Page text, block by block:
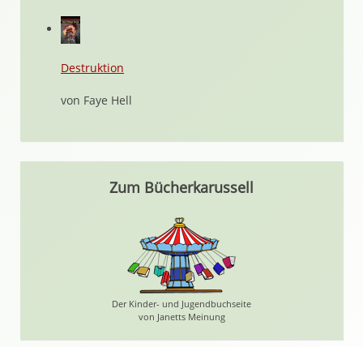
Destruktion
von Faye Hell
Zum Bücherkarussell
Der Kinder- und Jugendbuchseite
von Janetts Meinung